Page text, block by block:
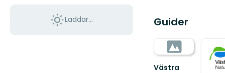
Laddar... Guider
Västra